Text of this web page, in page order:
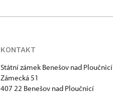
KONTAKT
Státní zámek Benešov nad Ploučnicí
Zámecká 51
407 22 Benešov nad Ploučnicí